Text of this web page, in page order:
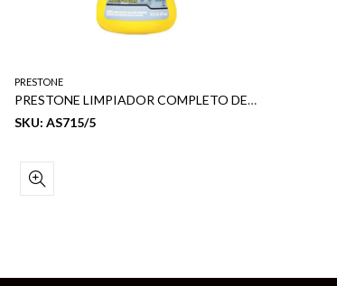
PRESTONE
PRESTONE LIMPIADOR COMPLETO DE SISTEMAS DE COMBUSTIBLE 16 OZ
SKU: AS715/5